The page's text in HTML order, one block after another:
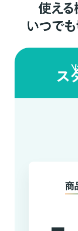
使える
いつでも
ス
商